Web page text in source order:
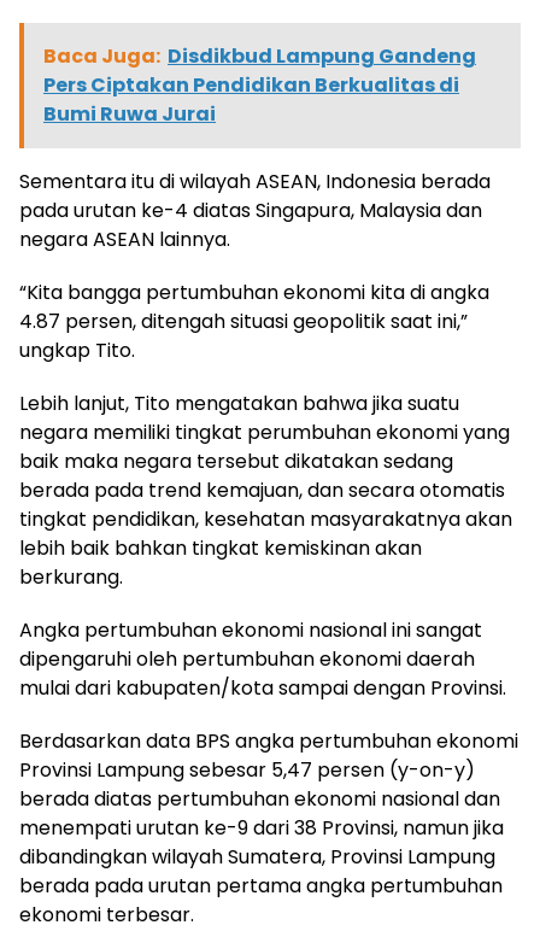
Baca Juga: Disdikbud Lampung Gandeng
Pers Ciptakan Pendidikan Berkualitas di
Bumi Ruwa Jurai
Sementara itu di wilayah ASEAN, Indonesia berada
pada urutan ke-4 diatas Singapura, Malaysia dan
negara ASEAN lainnya.
“Kita bangga pertumbuhan ekonomi kita di angka
4.87 persen, ditengah situasi geopolitik saat ini,”
ungkap Tito.
Lebih lanjut, Tito mengatakan bahwa jika suatu
negara memiliki tingkat perumbuhan ekonomi yang
baik maka negara tersebut dikatakan sedang
berada pada trend kemajuan, dan secara otomatis
tingkat pendidikan, kesehatan masyarakatnya akan
lebih baik bahkan tingkat kemiskinan akan
berkurang.
Angka pertumbuhan ekonomi nasional ini sangat
dipengaruhi oleh pertumbuhan ekonomi daerah
mulai dari kabupaten/kota sampai dengan Provinsi.
Berdasarkan data BPS angka pertumbuhan ekonomi
Provinsi Lampung sebesar 5,47 persen (y-on-y)
berada diatas pertumbuhan ekonomi nasional dan
menempati urutan ke-9 dari 38 Provinsi, namun jika
dibandingkan wilayah Sumatera, Provinsi Lampung
berada pada urutan pertama angka pertumbuhan
ekonomi terbesar.